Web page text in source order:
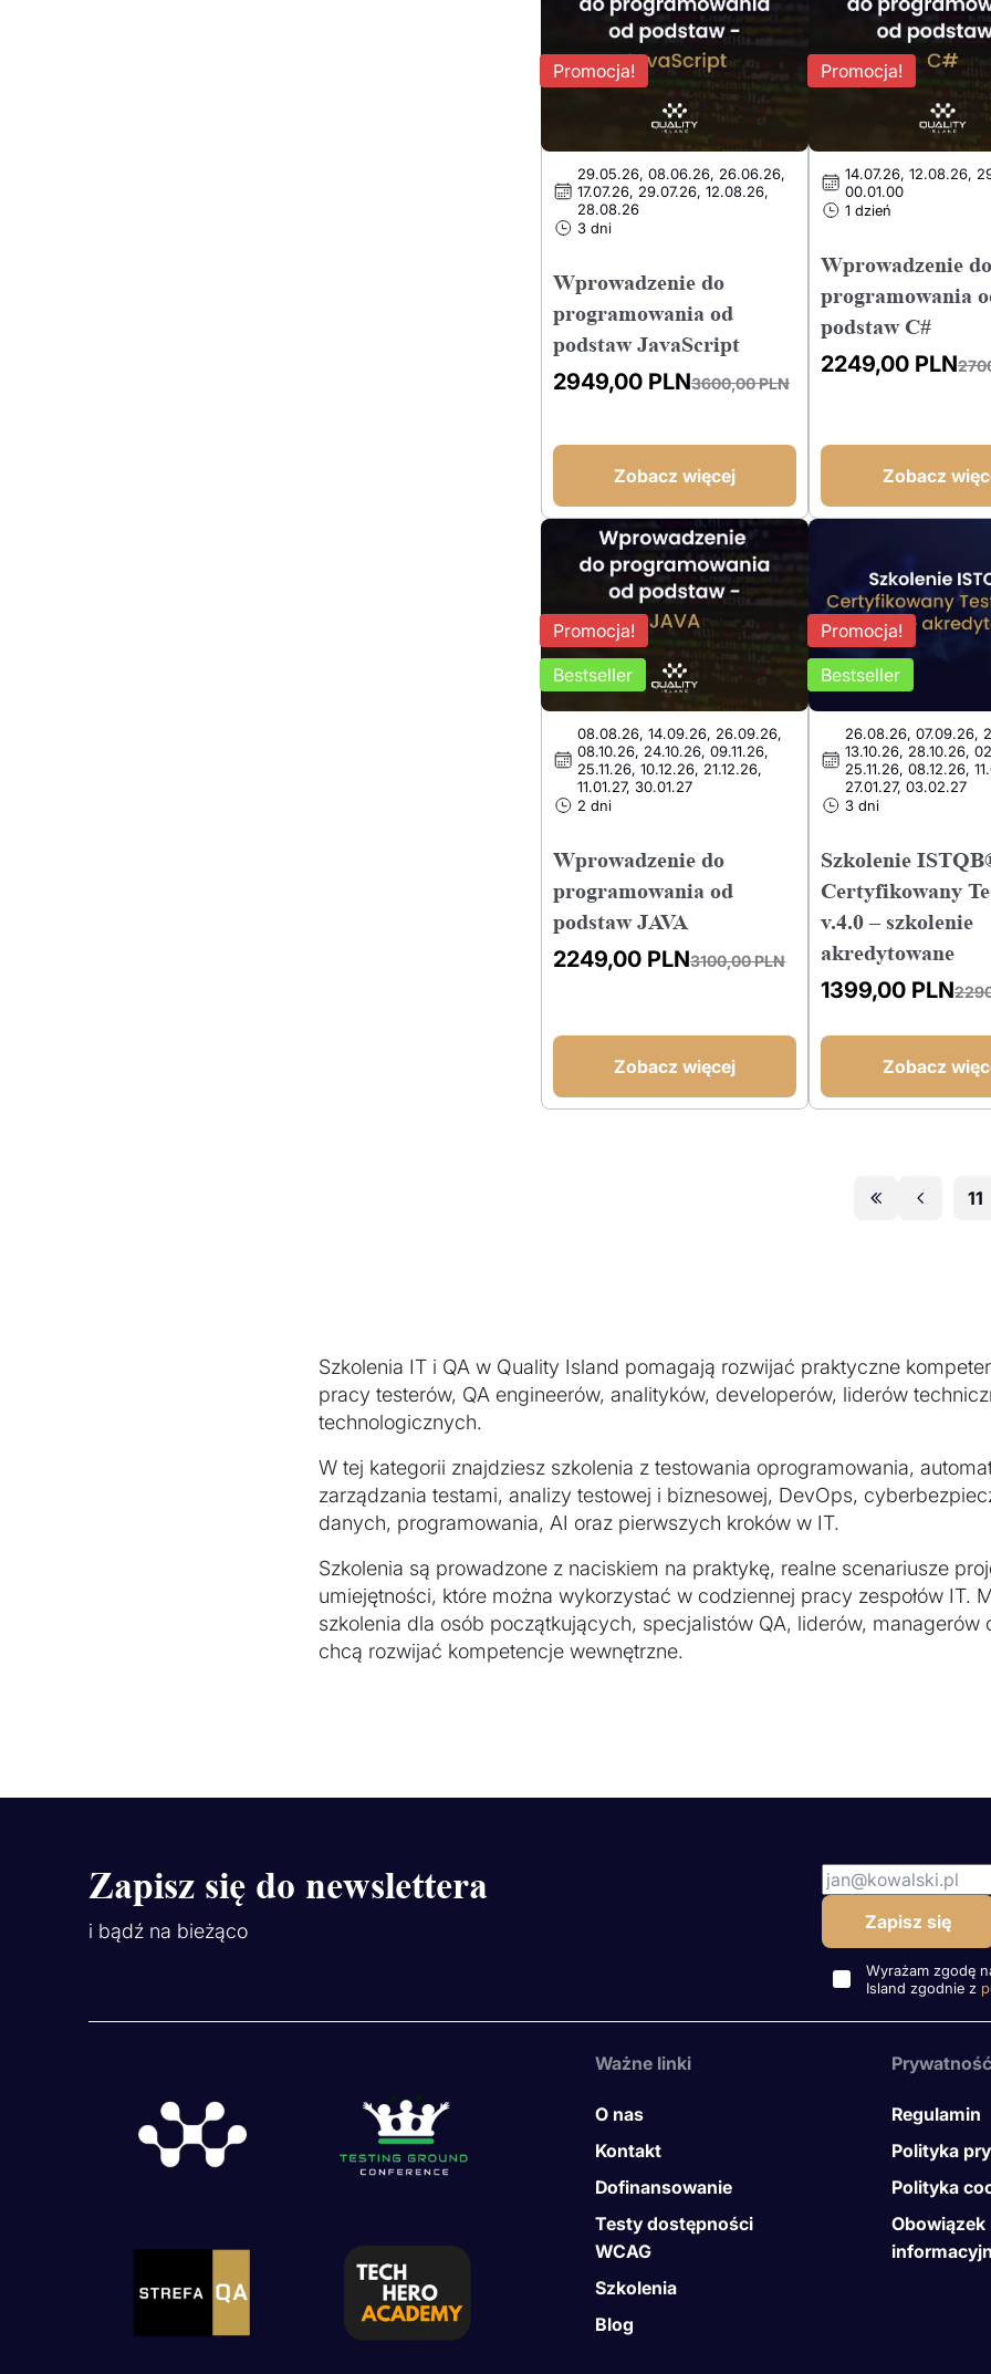
Promocja!
29.05.26, 08.06.26, 26.06.26,
17.07.26, 29.07.26, 12.08.26,
28.08.26
3 dni
Wprowadzenie do
programowania od
podstaw JavaScript
3600,00PLN
wynosiła:
3600,00 PLN.
2949,00 PLN
wynosi:
2949,00 PLN.Zobacz więcej
Promocja!
14.07.26, 12.08.26,
00.01.00
1 dzień
Wprowadzenie do
programowania
podstaw C#
2700,00 PLN.
2249,00 PLN
2249,00 PLN.
Zobacz
Bestseller
Promocja!
08.08.26, 14.09.26, 26.09.26,
08.10.26, 24.10.26, 09.11.26,
25.11.26, 10.12.26, 21.12.26,
11.01.27, 30.01.27
2 dni
Wprowadzenie do
programowania od
podstaw JAVA
3100,00PLN
2249,00 PLN
Zobacz więcej
Bestseller
Promocja!
26.08.26, 07.09.26,
13.10.26, 28.10.26,
25.11.26, 08.12.26,
27.01.27, 03.02.27
3 dni
Szkolenie
Certyfikowany
v.4.0 – szkolenie
akredytowane
cena
wynosiła:
1399,00 PLN
cena
Zobacz
11
Szkolenia IT i QA w Quality Island pomagają rozwijać praktyczne
pracy testerów, QA engineerów, analityków, developerów, liderów
technologicznych.
W tej kategorii znajdziesz szkolenia z testowania oprogramowania,
zarządzania testami, analizy testowej i biznesowej, DevOps,
danych, programowania, AI oraz pierwszych kroków w IT.
Szkolenia są prowadzone z naciskiem na praktykę, realne scenariusze
umiejętności, które można wykorzystać w codziennej pracy zespołów IT.
szkolenia dla osób początkujących, specjalistów QA, liderów, managerów
chcą rozwijać kompetencje wewnętrzne.
Zapisz się do newslettera
i bądź na bieżąco
Wyrażam zgodę
Island zgodnie z
Ważne linki
O nas
Kontakt
Dofinansowanie
Testy dostępności
WCAG
Szkolenia
Blog
Prywatność
Regulamin
Polityka
Polityka
Obowiązek